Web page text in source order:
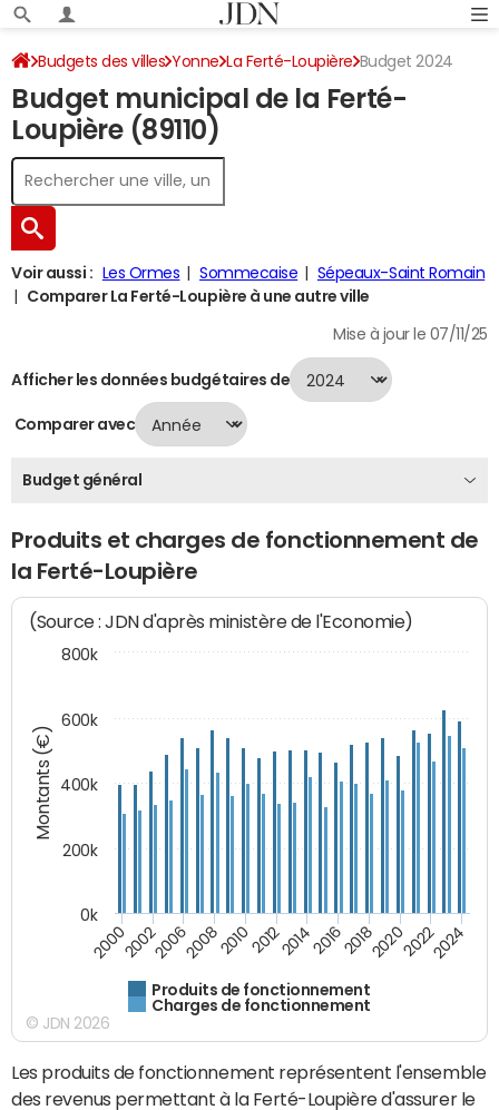
Budgets des villes Yonne La Ferté-Loupière Budget 2024
Budget municipal de la Ferté-
Loupière (89110)
Voir aussi : Les Ormes Sommecaise
Sépeaux-Saint Romain
Comparer La Ferté-Loupière à une autre ville
Mise à jour le 07/11/25
Afficher les données budgétaires de
Comparer avec
Budget général
Produits et charges de fonctionnement de
la Ferté-Loupière
Montants (€)
(Source : JDN d'après ministère de l'Economie)
Produits de fonctionnement
Charges de fonctionnement
200020022006200820102012201420162018202020222024
0k
200k
400k
600k
800k
© JDN 2026
Les produits de fonctionnement représentent l'ensemble
des revenus permettant à la Ferté-Loupière d'assurer le